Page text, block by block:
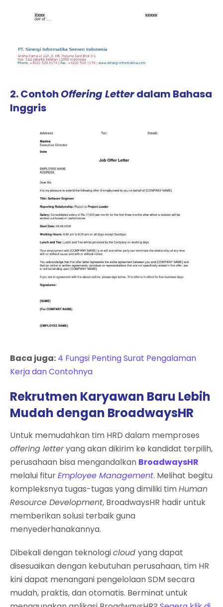
2. Contoh Offering Letterdalam Bahasa
Inggris
Baca juga: 4 Fungsi Penting Surat Pengalaman
Kerja dan Contohnya
Rekrutmen Karyawan Baru Lebih
Mudah dengan BroadwaysHR
Untuk memudahkan tim HRD dalam memproses
offering letteryang akan dikirim ke kandidat terpilih,
perusahaan bisa mengandalkan BroadwaysHR
melalui fiturEmployee Management. Melihat begitu
kompleksnya tugas-tugas yang dimiliki timHuman
Resource Development, BroadwaysHR hadir untuk
memberikan solusi terbaik guna
menyederhanakannya.
Dibekali dengan teknologicloud yang dapat
disesuaikan dengan kebutuhan perusahaan, tim HR
kini dapat menangani pengelolaan SDM secara
mudah, praktis, dan otomatis. Berminat untuk